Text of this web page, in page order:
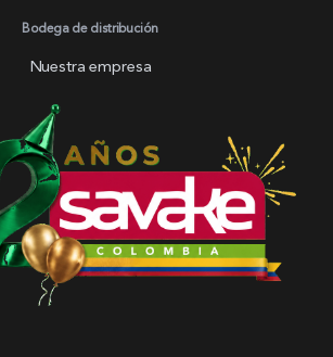
Bodega de distribución
Nuestra empresa